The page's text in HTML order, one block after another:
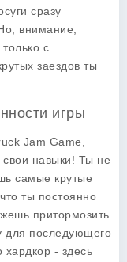
сразу
внимание,
с
заездов ты
игры
Jam Game
свои навыки! Ты не
самые крутые
ты постоянно
притормозить
для последующего
- здесь